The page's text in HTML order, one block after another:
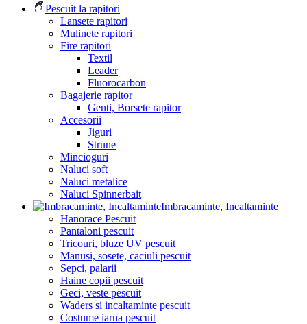
Pescuit la rapitori
Lansete rapitori
Mulinete rapitori
Fire rapitori
Textil
Leader
Fluorocarbon
Bagajerie rapitor
Genti, Borsete rapitor
Accesorii
Jiguri
Strune
Mincioguri
Naluci soft
Naluci metalice
Naluci Spinnerbait
Imbracaminte, Incaltaminte
Hanorace Pescuit
Pantaloni pescuit
Tricouri, bluze UV pescuit
Manusi, sosete, caciuli pescuit
Sepci, palarii
Haine copii pescuit
Geci, veste pescuit
Waders si incaltaminte pescuit
Costume iarna pescuit